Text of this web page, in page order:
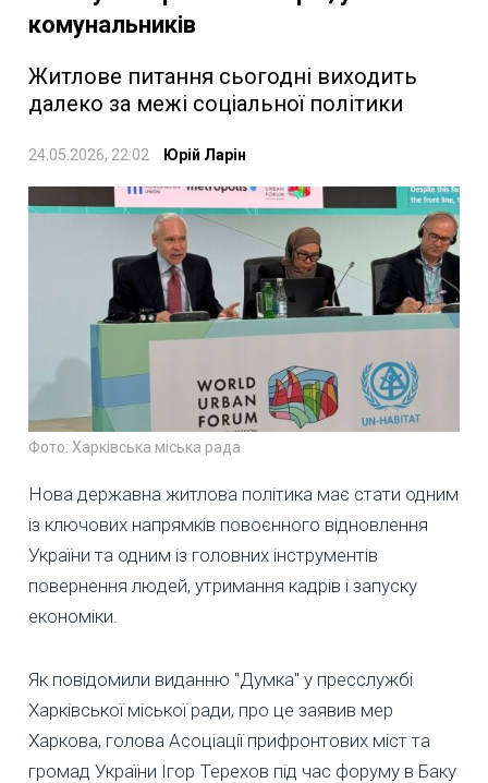
комунальників
Житлове питання сьогодні виходить
далеко за межі соціальної політики
24.05.2026, 22:02 Юрій Ларін
Фото: Харківська міська рада
Нова державна житлова політика має стати одним
із ключових напрямків повоєнного відновлення
України та одним із головних інструментів
повернення людей, утримання кадрів і запуску
економіки.
Як повідомили виданню "Думка" у пресслужбі
Харківської міської ради, про це заявив мер
Харкова, голова Асоціації прифронтових міст та
громад України Ігор Терехов під час форуму в Баку